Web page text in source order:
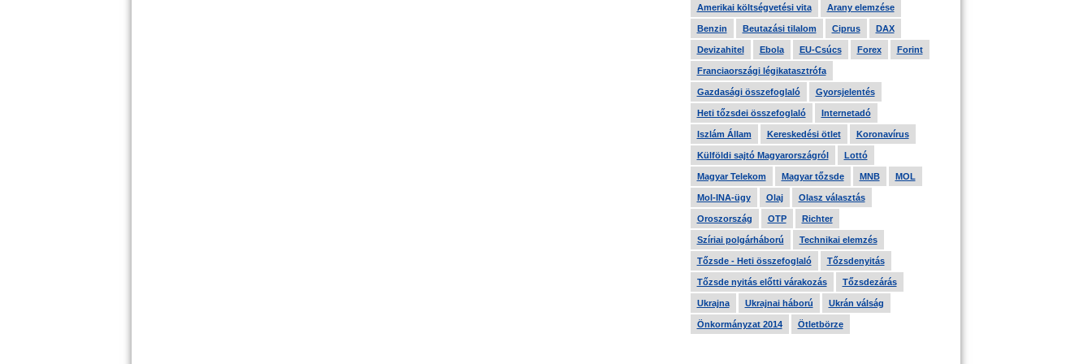
Amerikai költségvetési vita Arany elemzése
Benzin Beutazási tilalom Ciprus DAX
Devizahitel Ebola EU-Csúcs Forex Forint
Franciaországi légikatasztrófa
Gazdasági összefoglaló Gyorsjelentés
Heti tőzsdei összefoglaló Internetadó
Iszlám Állam Kereskedési ötlet Koronavírus
Külföldi sajtó Magyarországról Lottó
Magyar Telekom Magyar tőzsde MNB MOL
Mol-INA-ügy Olaj Olasz választás
Oroszország OTP Richter
Szíriai polgárháború Technikai elemzés
Tőzsde - Heti összefoglaló Tőzsdenyitás
Tőzsde nyitás előtti várakozás Tőzsdezárás
Ukrajna Ukrajnai háború Ukrán válság
Önkormányzat 2014 Ötletbörze